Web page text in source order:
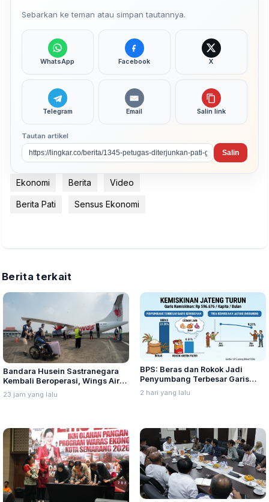
Sebarkan ke teman atau simpan tautannya.
WhatsApp Facebook X
Telegram Email Salin link
Tautan artikel
Salin
Ekonomi Berita Video
Berita Pati Sensus Ekonomi
Berita terkait
Bandara Husein Sastranegara
Kembali Beroperasi, Wings Air
Buka Rute Penerbangan
Bandung-Palembang
23 jam yang lalu
BPS: Beras dan Rokok Jadi
Penyumbang Terbesar Garis
Kemiskinan di Jateng
2 hari yang lalu